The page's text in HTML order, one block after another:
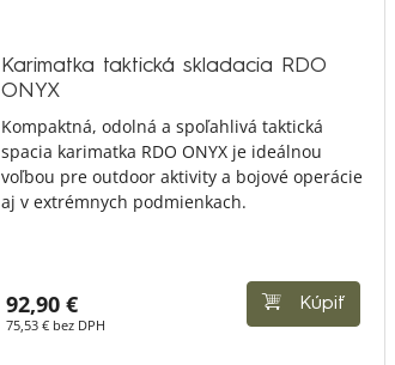
Karimatka taktická skladacia RDO
ONYX
Kompaktná, odolná a spoľahlivá taktická
spacia karimatka RDO ONYX je ideálnou
voľbou pre outdoor aktivity a bojové operácie
aj v extrémnych podmienkach.
92,90 €
75,53 € bez DPH
Kúpiť